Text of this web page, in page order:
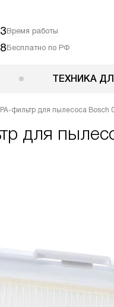
Время работы
Бесплатно по РФ
ТЕХНИКА
фильтр для пылесоса Bosch
для